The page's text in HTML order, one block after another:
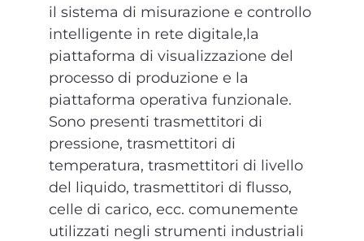
il sistema di misurazione e controllo
intelligente in rete digitale,la
piattaforma di visualizzazione del
processo di produzione e la
piattaforma operativa funzionale.
Sono presenti trasmettitori di
pressione, trasmettitori di
temperatura, trasmettitori di livello
del liquido, trasmettitori di flusso,
celle di carico, ecc. comunemente
utilizzati negli strumenti industriali